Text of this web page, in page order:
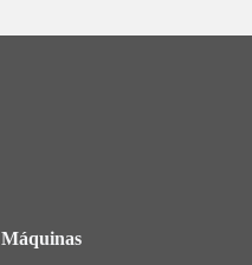
Máquinas